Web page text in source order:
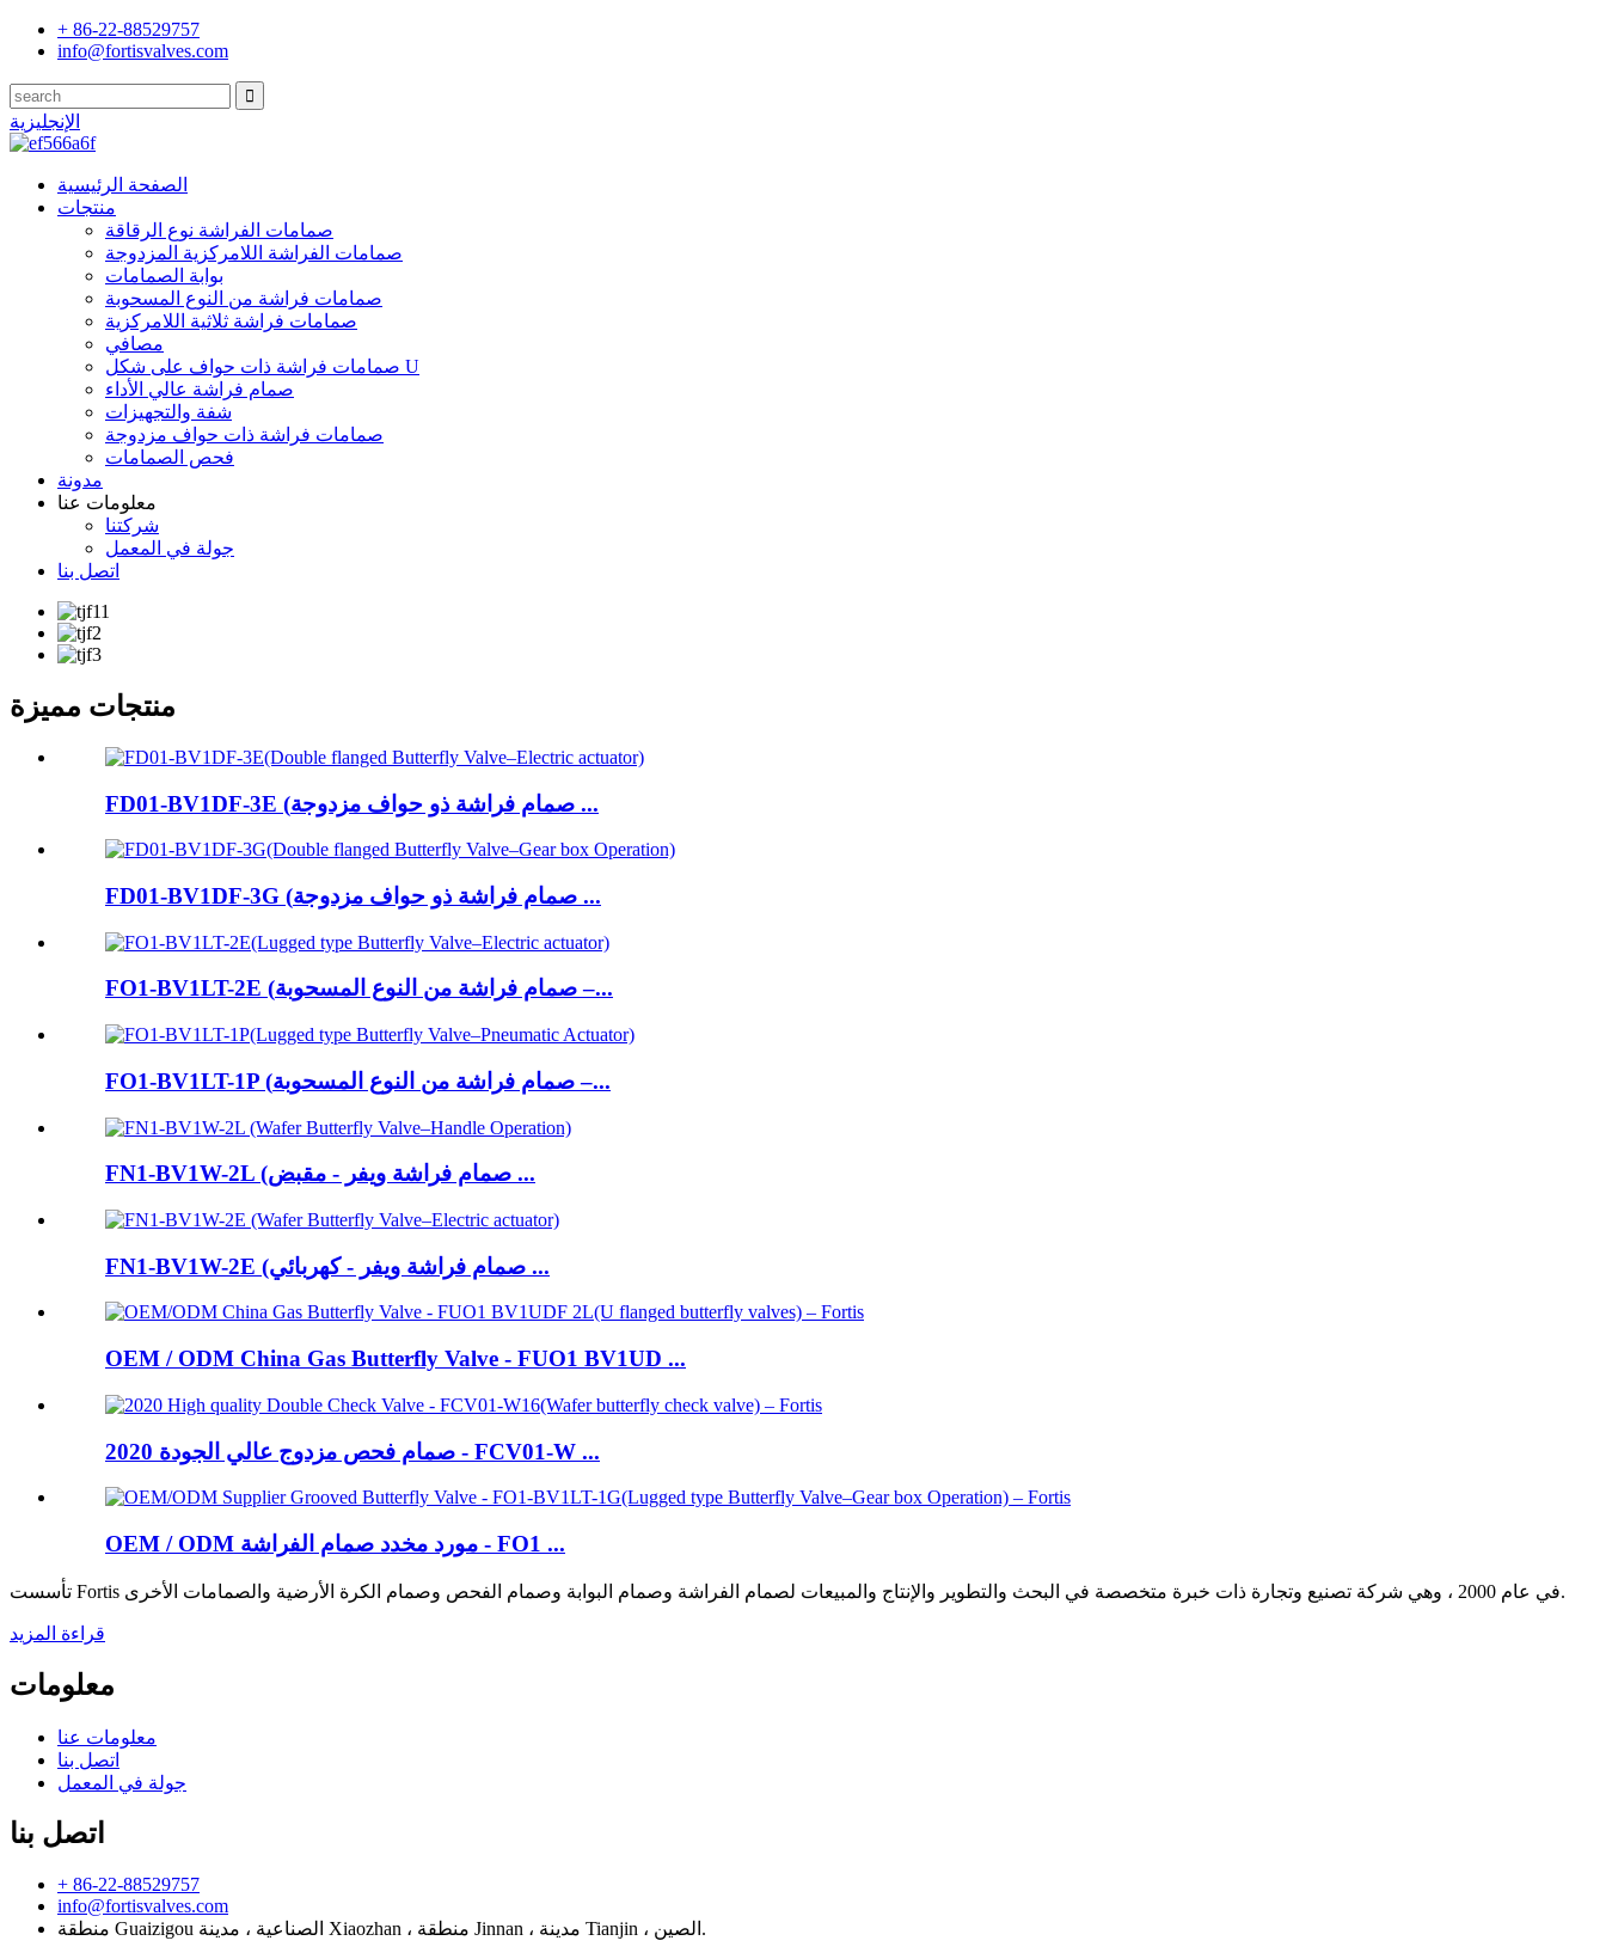
+ 86-22-88529757
info@fortisvalves.com
الإنجليزية
الصفحة الرئيسية
منتجات
صمامات الفراشة نوع الرقاقة
صمامات الفراشة اللامركزية المزدوجة
بوابة الصمامات
صمامات فراشة من النوع المسحوبة
صمامات فراشة ثلاثية اللامركزية
مصافي
صمامات فراشة ذات حواف على شكل U
صمام فراشة عالي الأداء
شفة والتجهيزات
صمامات فراشة ذات حواف مزدوجة
فحص الصمامات
مدونة
معلومات عنا
شركتنا
جولة في المعمل
اتصل بنا
منتجات مميزة
FD01-BV1DF-3E (صمام فراشة ذو حواف مزدوجة ...
FD01-BV1DF-3G (صمام فراشة ذو حواف مزدوجة ...
FO1-BV1LT-2E (صمام فراشة من النوع المسحوبة –...
FO1-BV1LT-1P (صمام فراشة من النوع المسحوبة –...
FN1-BV1W-2L (صمام فراشة ويفر - مقبض ...
FN1-BV1W-2E (صمام فراشة ويفر - كهربائي ...
OEM / ODM China Gas Butterfly Valve - FUO1 BV1UD ...
2020 صمام فحص مزدوج عالي الجودة - FCV01-W ​​...
OEM / ODM مورد مخدد صمام الفراشة - FO1 ...
تأسست Fortis في عام 2000 ، وهي شركة تصنيع وتجارة ذات خبرة متخصصة في البحث والتطوير والإنتاج والمبيعات لصمام الفراشة وصمام البوابة وصمام الفحص وصمام الكرة الأرضية والصمامات الأخرى.
قراءة المزيد
معلومات
معلومات عنا
اتصل بنا
جولة في المعمل
اتصل بنا
+ 86-22-88529757
info@fortisvalves.com
منطقة Guaizigou الصناعية ، مدينة Xiaozhan ، منطقة Jinnan ، مدينة Tianjin ، الصين.